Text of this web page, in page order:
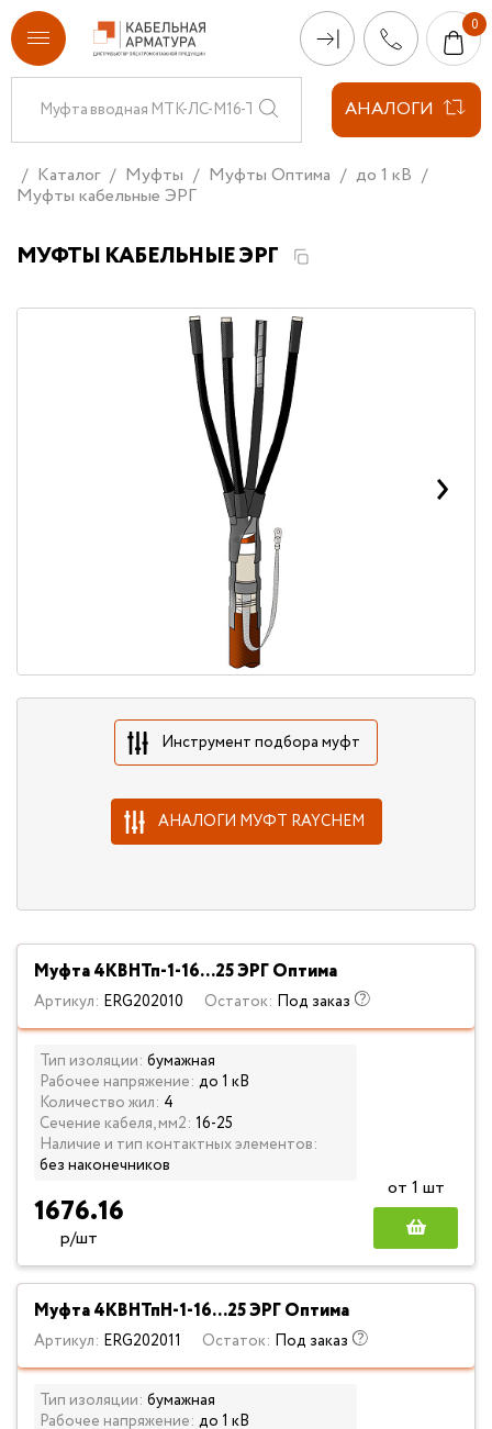
АНАЛОГИ
Каталог Муфты Муфты Оптима
до 1 кВ
Муфты кабельные ЭРГ
МУФТЫ КАБЕЛЬНЫЕ ЭРГ
Инструмент подбора муфт
АНАЛОГИ МУФТ RAYCHEM
Муфта 4КВНТп-1-16...25 ЭРГ Оптима
Артикул: ERG202010 Остаток: Под заказ
Тип изоляции: бумажная
Рабочее напряжение: до 1 кВ
Количество жил: 4
Сечение кабеля, мм2: 16-25
Наличие и тип контактных элементов:
без наконечников
1676.16
р/шт
от 1 шт
Муфта 4КВНТпН-1-16...25 ЭРГ Оптима
Артикул: ERG202011 Остаток: Под заказ
Тип изоляции: бумажная
Рабочее напряжение: до 1 кВ